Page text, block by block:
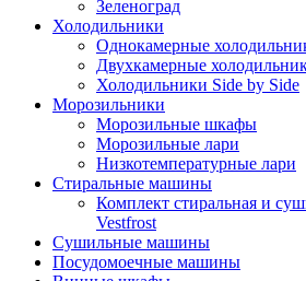
Зеленоград
Холодильники
Однокамерные
Двухкамерные
Холодильники Side by Side
Морозильники
Морозильные шкафы
Морозильные лари
Низкотемпературные лари
Стиральные машины
Комплект стиральная и
Vestfrost
Сушильные машины
Посудомоечные машины